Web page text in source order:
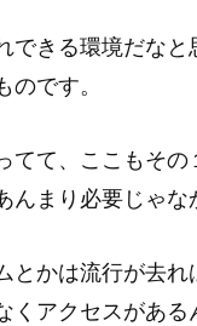
できる環境だな
です。
てて、ここもそ
まり必要じゃな
とかは流行が去
アクセスがある